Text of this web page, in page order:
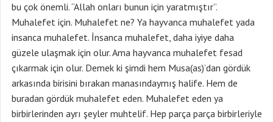
bu çok önemli. “Allah onları bunun için yaratmıştır”.
Muhalefet için. Muhalefet ne? Ya hayvanca muhalefet yada
insanca muhalefet. İnsanca muhalefet, daha iyiye daha
güzele ulaşmak için olur. Ama hayvanca muhalefet fesad
çıkarmak için olur. Demek ki şimdi hem Musa(as)’dan gördük
arkasında birisini bırakan manasındaymış halife. Hem de
buradan gördük muhalefet eden. Muhalefet eden ya
birbirlerinden ayrı şeyler muhtelif. Hep parça parça birbirleriyle